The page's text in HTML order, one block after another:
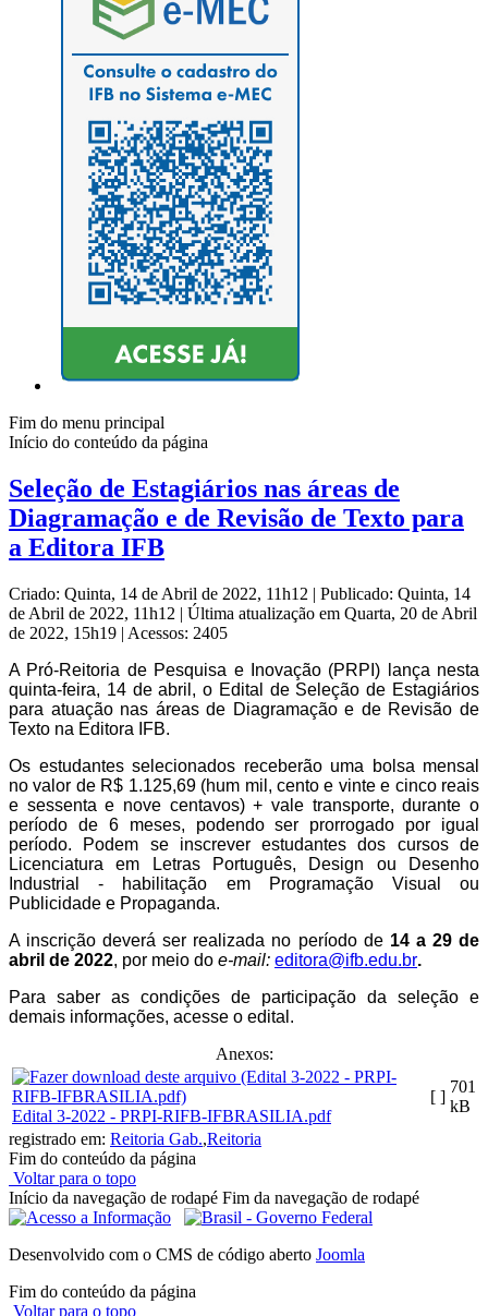
Fim do menu principal
Início do conteúdo da página
Seleção de Estagiários nas áreas de
Diagramação e de Revisão de Texto para
a Editora IFB
Criado: Quinta, 14 de Abril de 2022, 11h12 | Publicado: Quinta, 14
de Abril de 2022, 11h12 | Última atualização em Quarta, 20 de Abril
de 2022, 15h19 | Acessos: 2405
A Pró-Reitoria de Pesquisa e Inovação (PRPI) lança nesta
quinta-feira, 14 de abril, o Edital de Seleção de Estagiários
para atuação nas áreas de Diagramação e de Revisão de
Texto na Editora IFB.
Os estudantes selecionados receberão uma bolsa mensal
no valor de R$ 1.125,69 (hum mil, cento e vinte e cinco reais
e sessenta e nove centavos) + vale transporte, durante o
período de 6 meses, podendo ser prorrogado por igual
período. Podem se inscrever estudantes dos cursos de
Licenciatura em Letras Português, Design ou Desenho
Industrial - habilitação em Programação Visual ou
Publicidade e Propaganda.
A inscrição deverá ser realizada no período de 14 a 29 de
abril de 2022, por meio do e-mail: editora@ifb.edu.br.
Para saber as condições de participação da seleção e
demais informações, acesse o edital.
Anexos:
Edital 3-2022 - PRPI-RIFB-IFBRASILIA.pdf
[ ]
701
kB
registrado em: Reitoria Gab.,Reitoria
Fim do conteúdo da página
Voltar para o topo
Início da navegação de rodapé Fim da navegação de rodapé
Desenvolvido com o CMS de código aberto Joomla
Fim do conteúdo da página
Voltar para o topo